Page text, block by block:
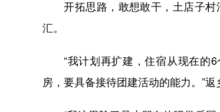
开拓思路，敢想敢干，土店子村涌
汇。
“我计划再扩建，住宿从现在的6
房，要具备接待团建活动的能力。”